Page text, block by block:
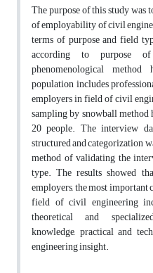
The purpose of this study was
of employability of civil
terms of purpose and field
according to purpose
phenomenological
population includes
employers in field of civil
sampling by snowball method
20 people. The interview
structured and categorization
method of validating the
type. The results showed
employers, the most
field of civil engineering
theoretical and
knowledge, practical and
engineering insight.